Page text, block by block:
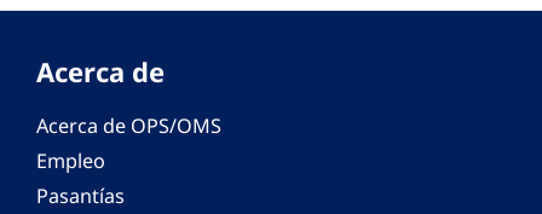
Acerca de
Acerca de OPS/OMS
Empleo
Pasantías